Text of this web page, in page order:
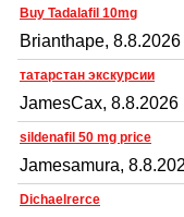
Buy Tadalafil 10mg
Brianthape,
татарстан экскурсии
JamesCax,
sildenafil 50 mg price
Jamesamura,
Dichaelrerce